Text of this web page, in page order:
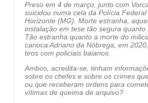
Preso em 4 de março, junto com
suicidou numa cela da Polícia
Horizonte (MG). Morte estranha,
instalação em tese tão segura quanto
Tão estranha quanto a morte do
carioca Adriano da Nóbrega, em
tiros com policiais baianos.
Ambos, acredita-se, tinham
sobre os chefes e sobre os crimes
ou que receberam ordens para
vítimas de queima de arquivo?